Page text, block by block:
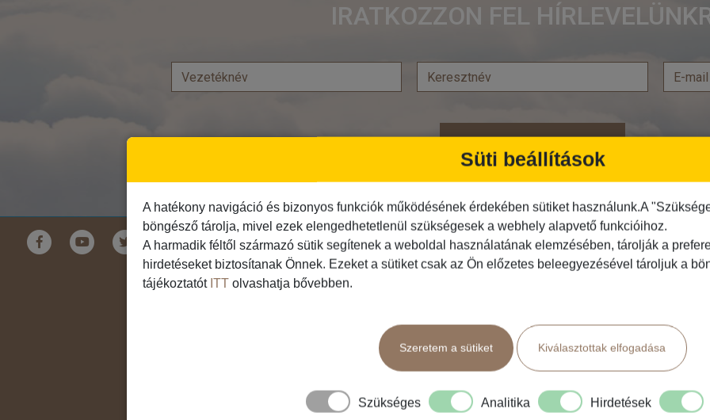
IRATKOZZON FEL
Feliratkozás
Földrészek
Ausztrália
Ázsia
Közlekedés
Busszal
Fly & Drive
Hajó
repülő+busz
repülő+hajó
Repülővel
Programtípus
1 napos utak
Egzotikus út
Fesztiválok
Golfút
Gyalogtúra
Hajóút
Süti beállítások
A hatékony navigáció és bizonyos funkciók működésének érdekében sütiket használunk.A
böngésző tárolja, mivel ezek elengedhetetlenül szükségesek a webhely alapvető funkcióihoz.
A harmadik féltől származó sütik segítenek a weboldal használatának elemzésében, tárolják a
hirdetéseket biztosítanak Önnek. Ezeket a sütiket csak az Ön előzetes beleegyezésével tároljuk a
tájékoztatót ITT olvashatja bővebben.
Szeretem a sütiket Kiválasztottak elfogadása
Szükséges Analitika Hirdetések